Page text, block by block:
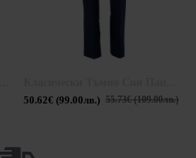
50.62€ (99.00лв.) 55.73€ (109.00лв.)